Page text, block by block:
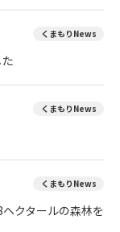
くまもりNews
くまもりNews
くまもりNews
クタールの森林を